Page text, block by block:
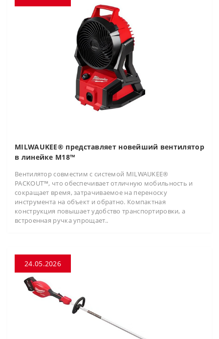
MILWAUKEE® представляет новейший вентилятор
в линейке M18™
Вентилятор совместим с системой MILWAUKEE®
PACKOUT™, что обеспечивает отличную мобильность и
сокращает время, затрачиваемое на переноску
инструмента на объект и обратно. Компактная
конструкция повышает удобство транспортировки, а
встроенная ручка упрощает..
24.05.2026